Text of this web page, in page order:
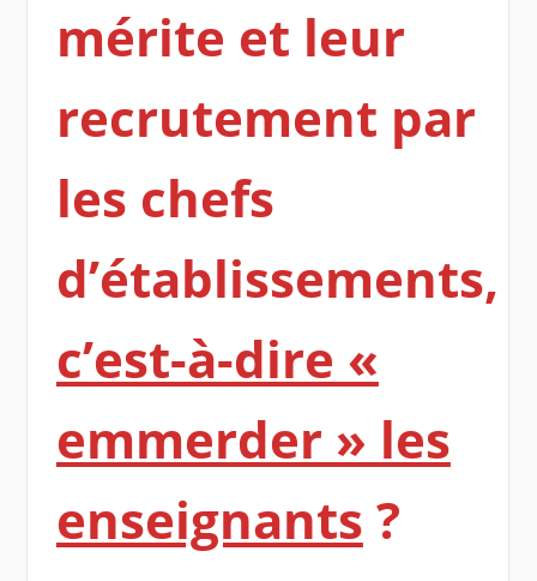
mérite et leur
recrutement par
les chefs
d’établissements,
c’est-à-dire «
emmerder » les
enseignants ?